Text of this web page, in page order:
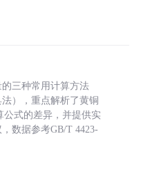
三种常用计算方法
），重点解析了黄铜
公式的差异，并提供实
数据参考GB/T 4423-